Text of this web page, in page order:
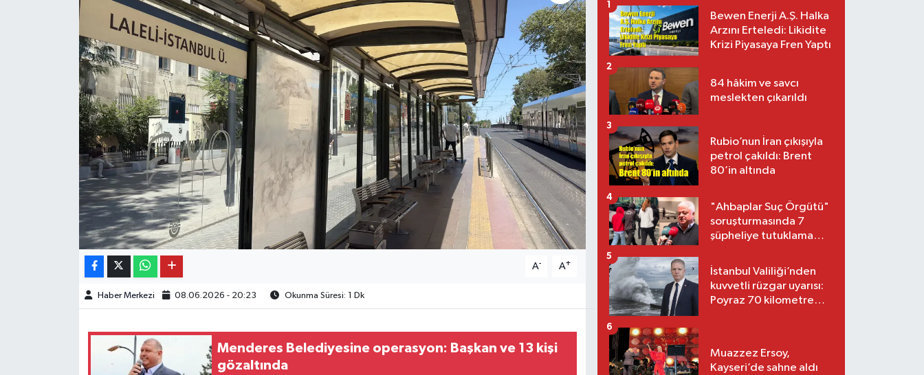
A- A+
Haber Merkezi 08.06.2026 - 20:23 Okunma Süresi: 1 Dk
Menderes Belediyesine operasyon: Başkan ve 13 kişi
gözaltında
Bewen Enerji A.Ş. Halka
Arzını Erteledi: Likidite
Krizi Piyasaya Fren Yaptı
1
84 hâkim ve savcı
meslekten çıkarıldı
2
Rubio’nun İran çıkışıyla
petrol çakıldı: Brent
80’in altında
3
"Ahbaplar Suç Örgütü"
soruşturmasında 7
şüpheliye tutuklama
4
İstanbul Valiliği’nden
kuvvetli rüzgar uyarısı:
Poyraz 70 kilometre
5
Muazzez Ersoy,
Kayseri’de sahne aldı
6
SAĞLIK
SON DAKİKA
FİNANS